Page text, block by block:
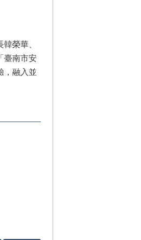
榮華、
臺南市安
，融入並